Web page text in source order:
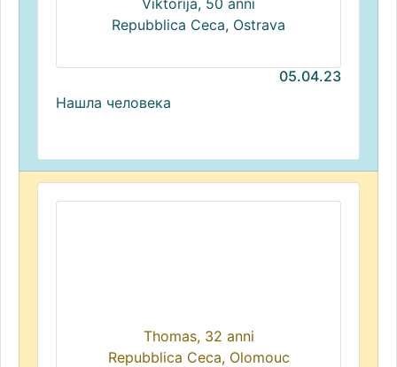
Viktorija, 50 anni
Repubblica Ceca, Ostrava
05.04.23
Нашла человека
Thomas, 32 anni
Repubblica Ceca, Olomouc